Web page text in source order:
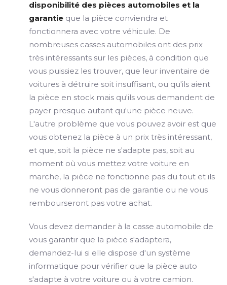
disponibilité des pièces automobiles et la
garantie que la pièce conviendra et
fonctionnera avec votre véhicule. De
nombreuses casses automobiles ont des prix
très intéressants sur les pièces, à condition que
vous puissiez les trouver, que leur inventaire de
voitures à détruire soit insuffisant, ou qu'ils aient
la pièce en stock mais qu'ils vous demandent de
payer presque autant qu'une pièce neuve.
L'autre problème que vous pouvez avoir est que
vous obtenez la pièce à un prix très intéressant,
et que, soit la pièce ne s'adapte pas, soit au
moment où vous mettez votre voiture en
marche, la pièce ne fonctionne pas du tout et ils
ne vous donneront pas de garantie ou ne vous
rembourseront pas votre achat.
Vous devez demander à la casse automobile de
vous garantir que la pièce s'adaptera,
demandez-lui si elle dispose d'un système
informatique pour vérifier que la pièce auto
s'adapte à votre voiture ou à votre camion.